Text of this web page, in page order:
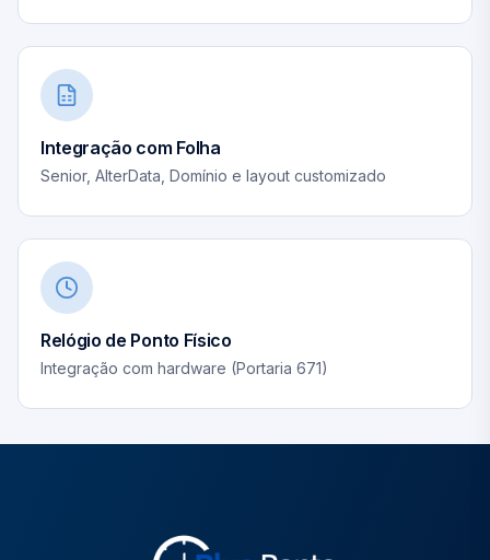
Integração com Folha
Senior, AlterData, Domínio e layout customizado
Relógio de Ponto Físico
Integração com hardware (Portaria 671)